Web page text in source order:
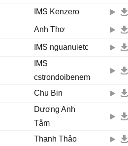
IMS Kenzero
Anh Thơ
IMS nguanuietc
IMS
cstrondoibenem
Chu Bin
Dương Anh
Tâm
Thanh Thảo